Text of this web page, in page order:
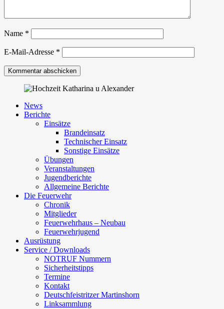
Name *
E-Mail-Adresse *
News
Berichte
Einsätze
Brandeinsatz
Technischer Einsatz
Sonstige Einsätze
Übungen
Veranstaltungen
Jugendberichte
Allgemeine Berichte
Die Feuerwehr
Chronik
Mitglieder
Feuerwehrhaus – Neubau
Feuerwehrjugend
Ausrüstung
Service / Downloads
NOTRUF Nummern
Sicherheitstipps
Termine
Kontakt
Deutschfeistritzer Martinshorn
Linksammlung